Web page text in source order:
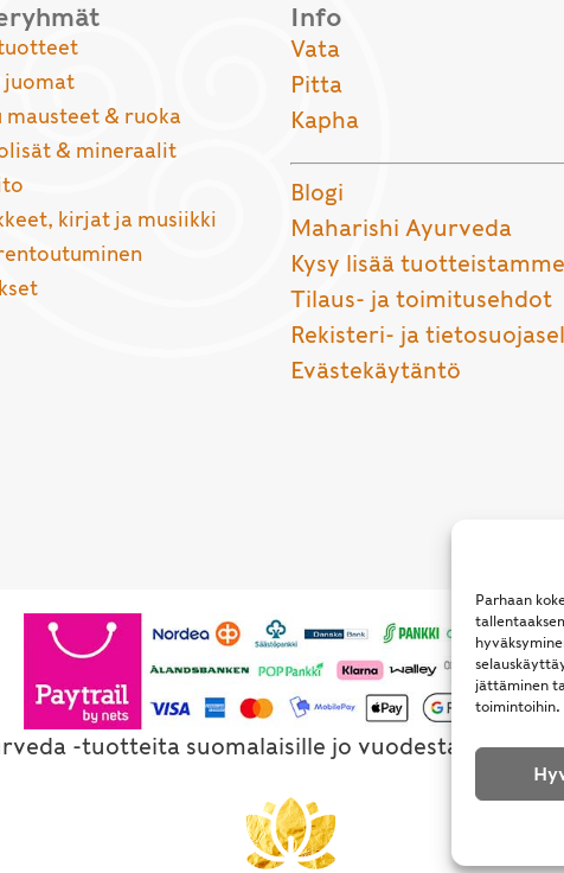
Parhaan
jättäminen
toimintoihin.
juomat
mausteet & ruoka
& mineraalit
kirjat ja musiikki
Info
Vata
Pitta
Kapha
Blogi
Maharishi Ayurveda
Kysy lisää tuotteistamme
Tilaus- ja toimitusehdot
Rekisteri- ja
Evästekäytäntö
-tuotteita suomalaisille jo vuodesta 1994. All